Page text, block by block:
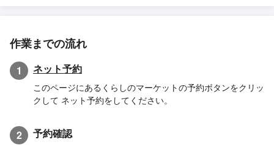
作業までの流れ
1 ネット予約
このページにあるくらしのマーケットの予約ボタンをクリッ
クして ネット予約をしてください。
2 予約確認